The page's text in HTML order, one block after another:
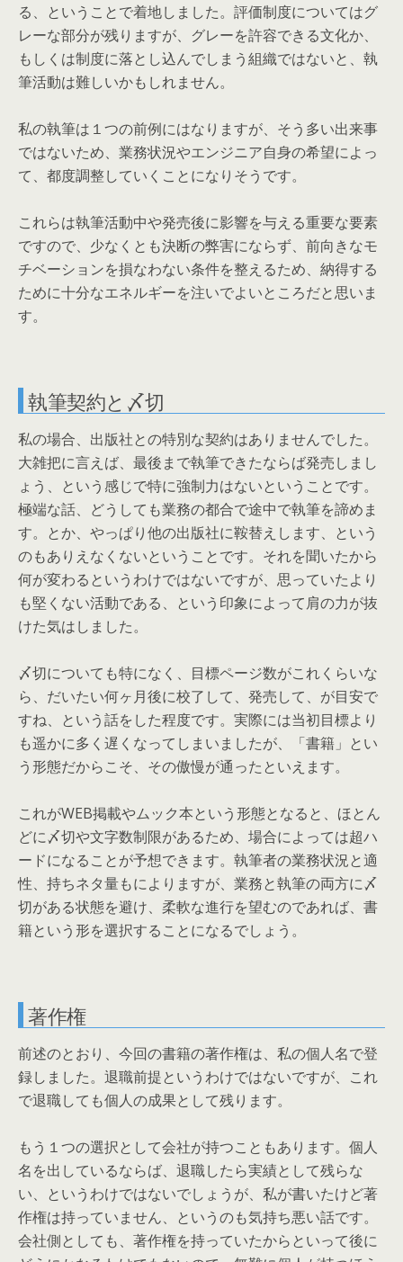
る、ということで着地しました。評価制度についてはグ
レーな部分が残りますが、グレーを許容できる文化か、
もしくは制度に落とし込んでしまう組織ではないと、執
筆活動は難しいかもしれません。
私の執筆は１つの前例にはなりますが、そう多い出来事
ではないため、業務状況やエンジニア自身の希望によっ
て、都度調整していくことになりそうです。
これらは執筆活動中や発売後に影響を与える重要な要素
ですので、少なくとも決断の弊害にならず、前向きなモ
チベーションを損なわない条件を整えるため、納得する
ために十分なエネルギーを注いでよいところだと思いま
す。
執筆契約と〆切
私の場合、出版社との特別な契約はありませんでした。
大雑把に言えば、最後まで執筆できたならば発売しまし
ょう、という感じで特に強制力はないということです。
極端な話、どうしても業務の都合で途中で執筆を諦めま
す。とか、やっぱり他の出版社に鞍替えします、という
のもありえなくないということです。それを聞いたから
何が変わるというわけではないですが、思っていたより
も堅くない活動である、という印象によって肩の力が抜
けた気はしました。
〆切についても特になく、目標ページ数がこれくらいな
ら、だいたい何ヶ月後に校了して、発売して、が目安で
すね、という話をした程度です。実際には当初目標より
も遥かに多く遅くなってしまいましたが、「書籍」とい
う形態だからこそ、その傲慢が通ったといえます。
これがWEB掲載やムック本という形態となると、ほとん
どに〆切や文字数制限があるため、場合によっては超ハ
ードになることが予想できます。執筆者の業務状況と適
性、持ちネタ量もによりますが、業務と執筆の両方に〆
切がある状態を避け、柔軟な進行を望むのであれば、書
籍という形を選択することになるでしょう。
著作権
前述のとおり、今回の書籍の著作権は、私の個人名で登
録しました。退職前提というわけではないですが、これ
で退職しても個人の成果として残ります。
もう１つの選択として会社が持つこともあります。個人
名を出しているならば、退職したら実績として残らな
い、というわけではないでしょうが、私が書いたけど著
作権は持っていません、というのも気持ち悪い話です。
会社側としても、著作権を持っていたからといって後に